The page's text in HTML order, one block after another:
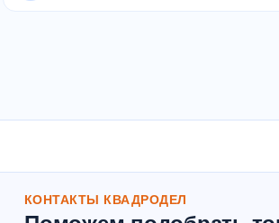
КОНТАКТЫ КВАДРОДЕЛ